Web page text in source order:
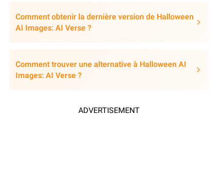
Comment obtenir la dernière version de Halloween
AI Images: AI Verse ?
Comment trouver une alternative à Halloween AI
Images: AI Verse ?
ADVERTISEMENT